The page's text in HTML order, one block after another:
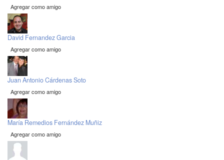
Agregar como amigo
David Fernandez Garcia
Agregar como amigo
Juan Antonio Cárdenas Soto
Agregar como amigo
María Remedios Fernández Muñiz
Agregar como amigo